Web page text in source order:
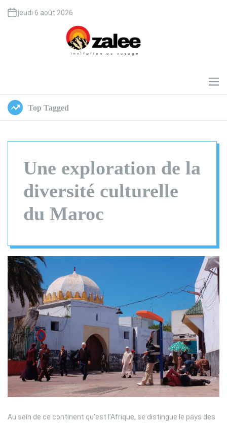
n
jeudi 6 août 2026
l
e
e
M
e
Top Tagged
Une exploration de la
diversité culturelle
du Maroc
Au sein de ce continent qu’est l’Afrique, se distingue le pays des